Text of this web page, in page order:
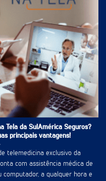
Tela da SulAmérica Seguros?
principais vantagens!
telemedicina exclusivo da
com assistência médica de
computador, a qualquer hora e